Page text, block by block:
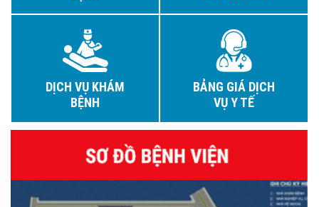
DỊCH VỤ KHÁM
BỆNH
BẢNG GIÁ DỊCH
VỤ Y TẾ